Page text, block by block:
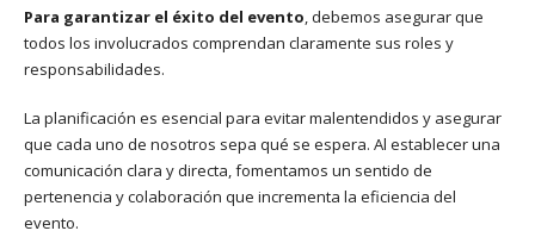
Para garantizar el éxito del evento, debemos asegurar que
todos los involucrados comprendan claramente sus roles y
responsabilidades.
La planificación es esencial para evitar malentendidos y asegurar
que cada uno de nosotros sepa qué se espera. Al establecer una
comunicación clara y directa, fomentamos un sentido de
pertenencia y colaboración que incrementa la eficiencia del
evento.